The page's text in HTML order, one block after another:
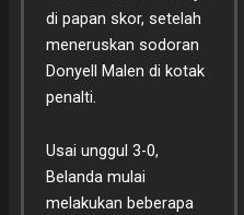
di papan skor, setelah
meneruskan sodoran
Donyell Malen di kotak
penalti.
Usai unggul 3-0,
Belanda mulai
melakukan beberapa